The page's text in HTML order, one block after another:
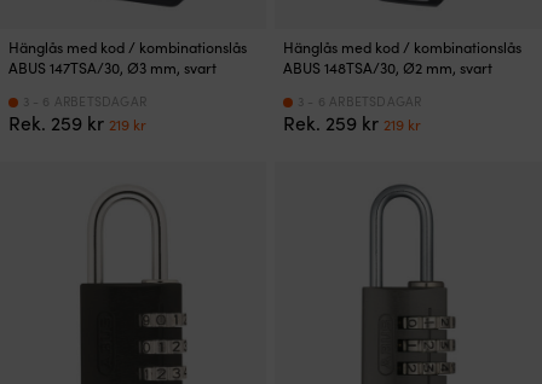
Hänglås med kod / kombinationslås
ABUS 147TSA/30, Ø3 mm, svart
Rek. 259 kr Det
var:
259 kr.
219 krDet
är:
219 kr.
3 - 6 ARBETSDAGAR
Hänglås med kod / kombinationslås
ABUS 148TSA/30, Ø2 mm, svart
Rek. 259 kr Det
var:
259 kr.
219 krDet
är:
219 kr.
3 - 6 ARBETSDAGAR